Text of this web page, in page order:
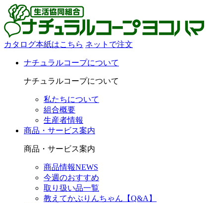
カタログ本紙はこちら ネットで注文
ナチュラルコープについて
ナチュラルコープについて
私たちについて
組合概要
生産者情報
商品・サービス案内
商品・サービス案内
商品情報NEWS
今週のおすすめ
取り扱い品一覧
教えてかぶりんちゃん【Q&A】